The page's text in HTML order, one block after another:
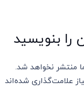
را بنویسید
منتشر نخواهد شد.
علامت‌گذاری شده‌اند